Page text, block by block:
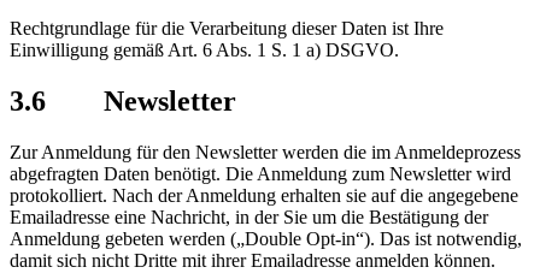
Rechtgrundlage für die Verarbeitung dieser Daten ist Ihre
Einwilligung gemäß Art. 6 Abs. 1 S. 1 a) DSGVO.
3.6 Newsletter
Zur Anmeldung für den Newsletter werden die im Anmeldeprozess
abgefragten Daten benötigt. Die Anmeldung zum Newsletter wird
protokolliert. Nach der Anmeldung erhalten sie auf die angegebene
Emailadresse eine Nachricht, in der Sie um die Bestätigung der
Anmeldung gebeten werden („Double Opt-in“). Das ist notwendig,
damit sich nicht Dritte mit ihrer Emailadresse anmelden können.